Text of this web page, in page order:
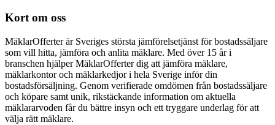
Kort om oss
MäklarOfferter är Sveriges största jämförelsetjänst för bostadssäljare
som vill hitta, jämföra och anlita mäklare. Med över 15 år i
branschen hjälper MäklarOfferter dig att jämföra mäklare,
mäklarkontor och mäklarkedjor i hela Sverige inför din
bostadsförsäljning. Genom verifierade omdömen från bostadssäljare
och köpare samt unik, rikstäckande information om aktuella
mäklararvoden får du bättre insyn och ett tryggare underlag för att
välja rätt mäklare.